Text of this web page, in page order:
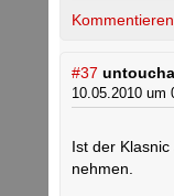
Kommentieren
#37
10.05.2010 um
Ist der
nehmen.